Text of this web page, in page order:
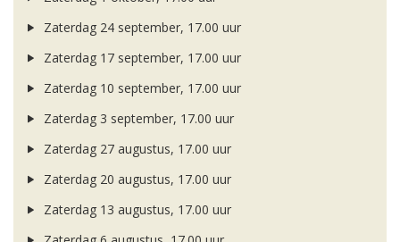
Zaterdag 24 september, 17.00 uur
Zaterdag 17 september, 17.00 uur
Zaterdag 10 september, 17.00 uur
Zaterdag 3 september, 17.00 uur
Zaterdag 27 augustus, 17.00 uur
Zaterdag 20 augustus, 17.00 uur
Zaterdag 13 augustus, 17.00 uur